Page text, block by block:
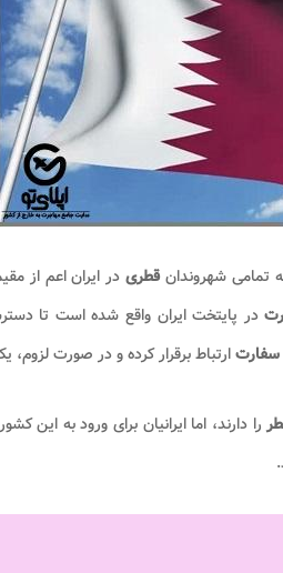
تمامی شهروندانقطری در ایران اعم از
در پایتخت ایران واقع شده است تا
سفارتارتباط برقرار کرده و در صورت
را دارند، اما ایرانیان برای ورود به این